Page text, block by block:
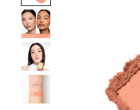
4535683285247